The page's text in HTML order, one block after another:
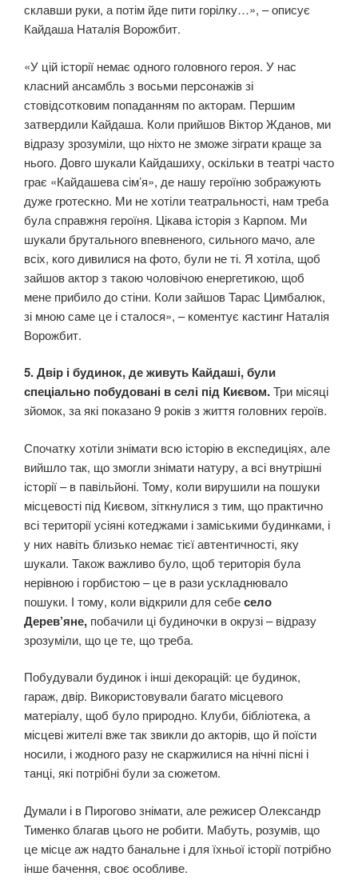
склавши руки, а потім йде пити горілку…», – описує
Кайдаша Наталія Ворожбит.
«У цій історії немає одного головного героя. У нас
класний ансамбль з восьми персонажів зі
стовідсотковим попаданням по акторам. Першим
затвердили Кайдаша. Коли прийшов Віктор Жданов, ми
відразу зрозуміли, що ніхто не зможе зіграти краще за
нього. Довго шукали Кайдашиху, оскільки в театрі часто
грає «Кайдашева сім’я», де нашу героїню зображують
дуже гротескно. Ми не хотіли театральності, нам треба
була справжня героїня. Цікава історія з Карпом. Ми
шукали брутального впевненого, сильного мачо, але
всіх, кого дивилися на фото, були не ті. Я хотіла, щоб
зайшов актор з такою чоловічою енергетикою, щоб
мене прибило до стіни. Коли зайшов Тарас Цимбалюк,
зі мною саме це і сталося», – коментує кастинг Наталія
Ворожбит.
5. Двір і будинок, де живуть Кайдаші, були
спеціально побудовані в селі під Києвом.Три місяці
зйомок, за які показано 9 років з життя головних героїв.
Спочатку хотіли знімати всю історію в експедиціях, але
вийшло так, що змогли знімати натуру, а всі внутрішні
історії – в павільйоні. Тому, коли вирушили на пошуки
місцевості під Києвом, зіткнулися з тим, що практично
всі території усіяні котеджами і заміськими будинками, і
у них навіть близько немає тієї автентичності, яку
шукали. Також важливо було, щоб територія була
нерівною і горбистою – це в рази ускладнювало
пошуки. І тому, коли відкрили для себесело
Дерев’яне, побачили ці будиночки в окрузі – відразу
зрозуміли, що це те, що треба.
Побудували будинок і інші декорацій: це будинок,
гараж, двір. Використовували багато місцевого
матеріалу, щоб було природно. Клуби, бібліотека, а
місцеві жителі вже так звикли до акторів, що й поїсти
носили, і жодного разу не скаржилися на нічні пісні і
танці, які потрібні були за сюжетом.
Думали і в Пирогово знімати, але режисер Олександр
Тименко благав цього не робити. Мабуть, розумів, що
це місце аж надто банальне і для їхньої історії потрібно
інше бачення, своє особливе.